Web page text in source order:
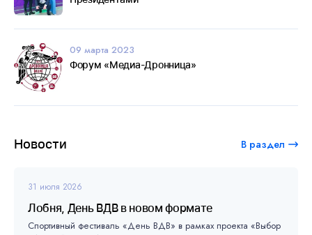
Новости В раздел
31 июля 2026
Лобня, День ВДВ в новом формате
Спортивный фестиваль «День ВДВ» в рамках проекта «Выбор
09 марта 2023
Форум «Медиа-Дронница»